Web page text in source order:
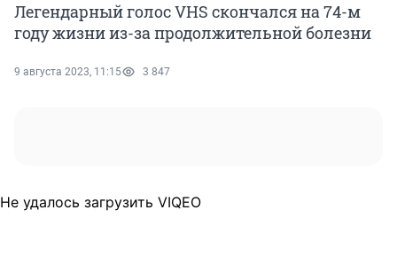
Легендарный голос VHS скончался на 74-м
году жизни из-за продолжительной болезни
9 августа 2023, 11:15 3 847
Не удалось загрузить VIQEO